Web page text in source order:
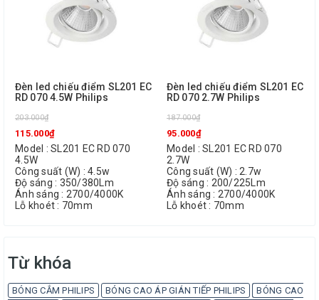
Đèn led chiếu điểm SL201 EC
RD 070 4.5W Philips
203.000₫
115.000₫
Model : SL201 EC RD 070
4.5W
Công suất (W) : 4.5w
Độ sáng : 350/380Lm
Ánh sáng : 2700/4000K
Lỗ khoét : 70mm
Đèn led chiếu điểm SL201 EC
RD 070 2.7W Philips
187.000₫
95.000₫
Model : SL201 EC RD 070
2.7W
Công suất (W) : 2.7w
Độ sáng : 200/225Lm
Ánh sáng : 2700/4000K
Lỗ khoét : 70mm
Từ khóa
BÓNG CẮM PHILIPS BÓNG CAO ÁP GIÁN TIẾP PHILIPS
BÓNG CAO